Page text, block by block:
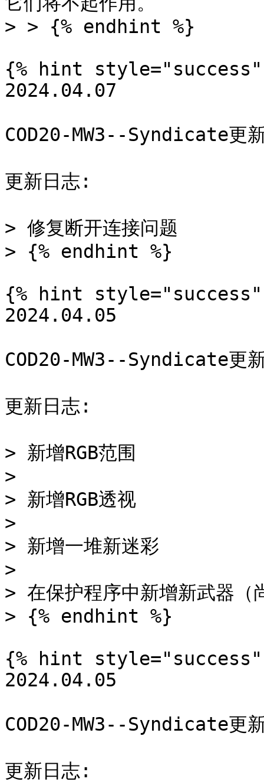
> > {% endhint %}
{% hint style="success"
2024.04.07
COD20-MW3--Syndicate更
更新日志:
> 修复断开连接问题
> {% endhint %}
{% hint style="success"
2024.04.05
COD20-MW3--Syndicate更
更新日志:
> 新增RGB范围
>
> 新增RGB透视
>
> 新增一堆新迷彩
>
> 在保护程序中新增新武器（
> {% endhint %}
{% hint style="success"
2024.04.05
COD20-MW3--Syndicate更
更新日志: